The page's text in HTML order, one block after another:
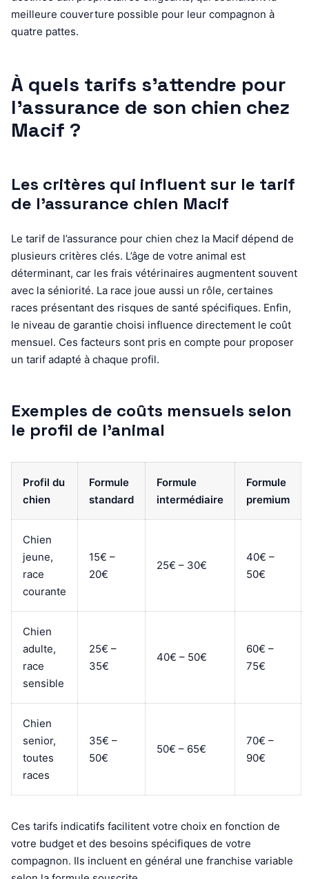
meilleure couverture possible pour leur compagnon à
quatre pattes.
À quels tarifs s’attendre pour
l’assurance de son chien chez
Macif ?
Les critères qui influent sur le tarif
de l’assurance chien Macif
Le tarif de l’assurance pour chien chez la Macif dépend de
plusieurs critères clés. L’âge de votre animal est
déterminant, car les frais vétérinaires augmentent souvent
avec la séniorité. La race joue aussi un rôle, certaines
races présentant des risques de santé spécifiques. Enfin,
le niveau de garantie choisi influence directement le coût
mensuel. Ces facteurs sont pris en compte pour proposer
un tarif adapté à chaque profil.
Exemples de coûts mensuels selon
le profil de l’animal
Profil du
chien
Formule
standard
Formule
intermédiaire
Formule
premium
Chien
jeune,
race
courante
15€ –
20€
25€ – 30€
40€ –
50€
Chien
adulte,
race
sensible
25€ –
35€
40€ – 50€
60€ –
75€
Chien
senior,
toutes
races
35€ –
50€
50€ – 65€
70€ –
90€
Ces tarifs indicatifs facilitent votre choix en fonction de
votre budget et des besoins spécifiques de votre
compagnon. Ils incluent en général une franchise variable